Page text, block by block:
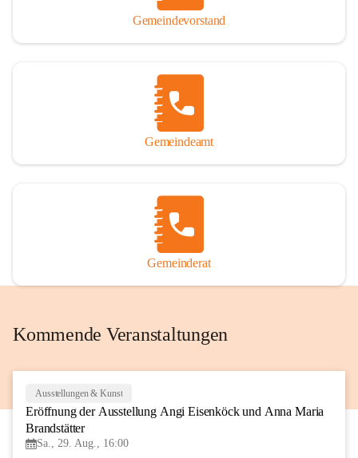
Gemeindevorstand
Gemeindeamt
Gemeinderat
Kommende Veranstaltungen
AUG
Ausstellungen & Kunst
Eröffnung der Ausstellung Angi Eisenköck und Anna Maria
Brandstätter
Sa., 29. Aug., 16:00